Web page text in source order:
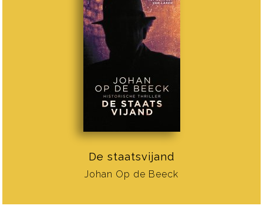
De staatsvijand
Johan Op de Beeck